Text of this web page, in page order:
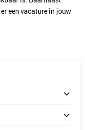
een vacature in jouw